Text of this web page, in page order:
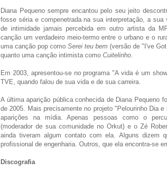
Diana Pequeno sempre encantou pelo seu jeito
fosse séria e compenetrada na sua interpretação, a
de intimidade jamais percebida em outro artista da
canção um verdadeiro meio-termo entre o urbano e o
uma canção pop como Serei teu bem (versão de "I've
quanto uma canção intimista como Cuitelinho
Em 2003, apresentou-se no programa "A vida é um
TVE, quando falou de sua vida e de sua carreira.
A última aparição pública conhecida de Diana Pequeno
de 2005. Mais precisamente no projeto "Pelourinho Dia
aparições na mídia. Apenas pessoas como o
(moderador de sua comunidade no Orkut) e o Zé
ainda tiveram algum contato com ela. Alguns dizem
profissional de engenharia. Outros, que ela encontra-se
Discografia